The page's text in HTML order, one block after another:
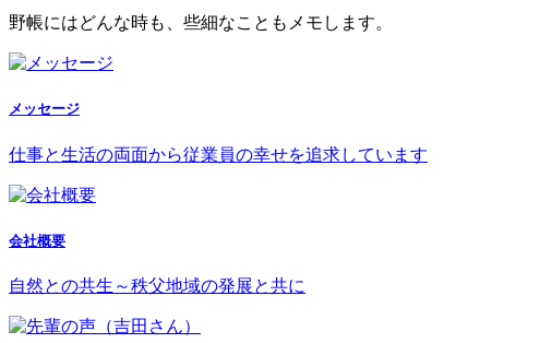
野帳にはどんな時も、些細なこともメモします。
メッセージ
仕事と生活の両面から従業員の幸せを追求しています
会社概要
自然との共生～秩父地域の発展と共に